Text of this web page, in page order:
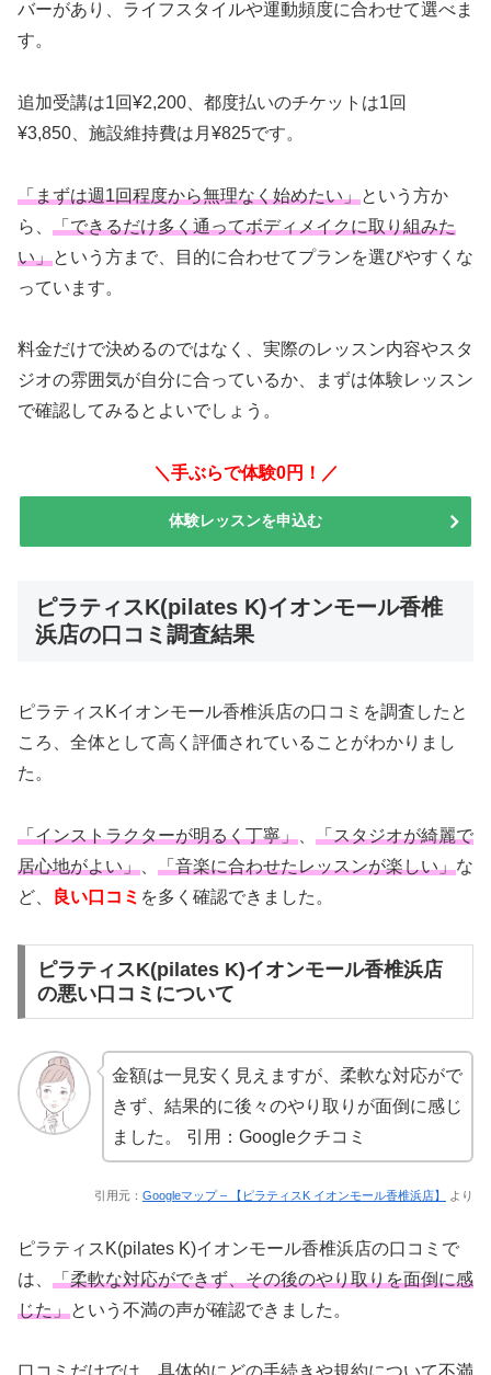
バーがあり、ライフスタイルや運動頻度に合わせて選べま
す。
追加受講は1回¥2,200、都度払いのチケットは1回
¥3,850、施設維持費は月¥825です。
「まずは週1回程度から無理なく始めたい」という方か
ら、 「できるだけ多く通ってボディメイクに取り組みた
い」という方まで、目的に合わせてプランを選びやすくな
っています。
料金だけで決めるのではなく、実際のレッスン内容やスタ
ジオの雰囲気が自分に合っているか、まずは体験レッスン
で確認してみるとよいでしょう。
＼手ぶらで体験0円！／
体験レッスンを申込む
ピラティスK(pilates K)イオンモール香椎
浜店の口コミ調査結果
ピラティスKイオンモール香椎浜店の口コミを調査したと
ころ、全体として高く評価されていることがわかりまし
た。
「インストラクターが明るく丁寧」
「スタジオが綺麗で
居心地がよい」
「音楽に合わせたレッスンが楽しい」な
ど、
良い口コミ を多く確認できました。
ピラティスK(pilates K)イオンモール香椎浜店
の悪い口コミについて
金額は一見安く見えますが、柔軟な対応がで
きず、結果的に後々のやり取りが面倒に感じ
ました。 引用：Googleクチコミ
引用元： Googleマップ – 【ピラティスK イオンモール香椎浜店】 より
ピラティスK(pilates K)イオンモール香椎浜店の口コミで
は、 「柔軟な対応ができず、その後のやり取りを面倒に感
じた」という不満の声が確認できました。